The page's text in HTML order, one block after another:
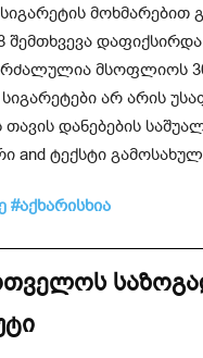
მოხმარებით
შემთხვევა
მსოფლიოს 30-
არ არის
დანებების
#აქხარისხია